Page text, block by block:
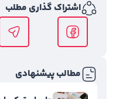
اشتراک گذاری مطلب
مطالب پیشنهادی